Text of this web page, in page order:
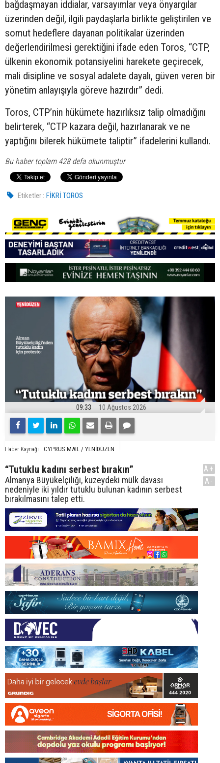
bağdaşmayan iddialar, varsayımlar veya önyargılar
üzerinden değil, ilgili paydaşlarla birlikte geliştirilen ve
somut hedeflere dayanan politikalar üzerinden
değerlendirilmesi gerektiğini ifade eden Toros, “CTP,
ülkenin ekonomik potansiyelini harekete geçirecek,
mali disipline ve sosyal adalete dayalı, güven veren bir
yönetim anlayışıyla göreve hazırdır” dedi.
Toros, CTP’nin hükümete hazırlıksız talip olmadığını
belirterek, “CTP kazara değil, hazırlanarak ve ne
yaptığını bilerek hükümete taliptir” ifadelerini kullandı.
Bu haber toplam 428 defa okunmuştur
Etiketler : FİKRİ TOROS
09:33 10 Ağustos 2026
Haber Kaynağı CYPRUS MAIL / YENİDÜZEN
“Tutuklu kadını serbest bırakın”
Almanya Büyükelçiliği, kuzeydeki mülk davası
nedeniyle iki yıldır tutuklu bulunan kadının serbest
bırakılmasını talep etti.
A+
A-